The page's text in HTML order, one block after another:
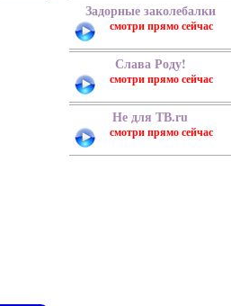
Задорные заколебалки
Слава Роду!
Не для ТВ.ru